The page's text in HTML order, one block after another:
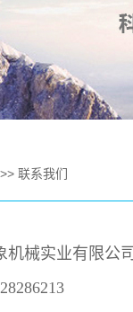
>> 联系我们
机械实业有限公司